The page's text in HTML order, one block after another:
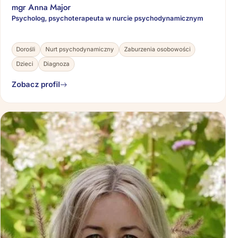
mgr Anna Major
Psycholog, psychoterapeuta w nurcie psychodynamicznym
Dorośli Nurt psychodynamiczny Zaburzenia osobowości
Dzieci Diagnoza
Zobacz profil